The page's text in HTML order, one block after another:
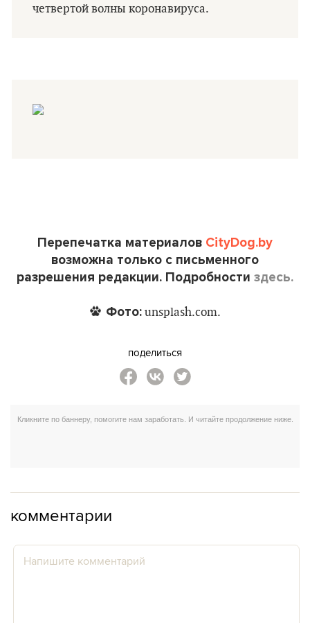
четвертой волны коронавируса.
Перепечатка материалов CityDog.by
возможна только с письменного
разрешения редакции. Подробности здесь.
Фото:unsplash.com.
поделиться
комментарии